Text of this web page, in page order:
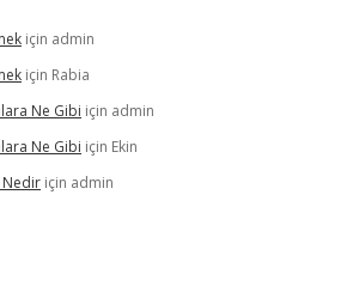
için admin
için Rabia
Ne Gibi için admin
Ne Gibi için Ekin
Nedir için admin